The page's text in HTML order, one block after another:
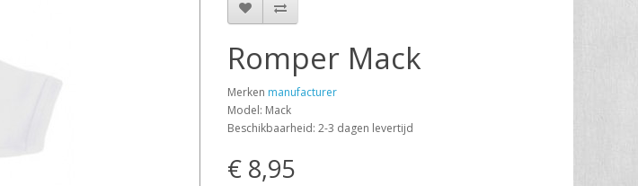
Romper Mack
Merken manufacturer
Model: Mack
Beschikbaarheid: 2-3 dagen levertijd
€ 8,95